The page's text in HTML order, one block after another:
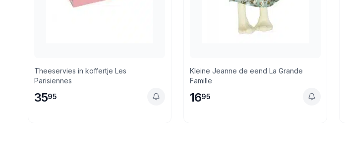
Theeservies in koffertje Les
Parisiennes
3595
Kleine Jeanne de eend La Grande
Famille
1695